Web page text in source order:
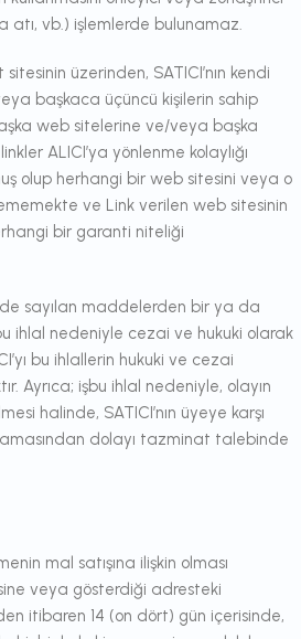
atı, vb.) işlemlerde bulunamaz.
üzerinden, SATICI’nın kendi
başkaca üçüncü kişilerin sahip
web sitelerine ve/veya başka
ALICI’ya yönlenme kolaylığı
olup herhangi bir web sitesini veya o
ve Link verilen web sitesinin
bir garanti niteliği
sayılan maddelerden bir ya da
ihlal nedeniyle cezai ve hukuki olarak
bu ihlallerin hukuki ve cezai
Ayrıca; işbu ihlal nedeniyle, olayın
halinde, SATICI’nın üyeye karşı
dolayı tazminat talebinde
mal satışına ilişkin olması
veya gösterdiği adresteki
itibaren 14 (on dört) gün içerisinde,